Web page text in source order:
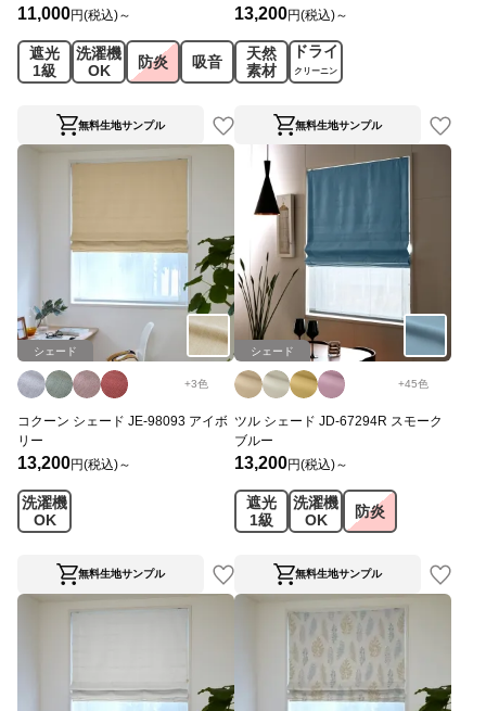
11,000円(税込)～
遮光
1級
洗濯機
OK
防炎 吸音
無料生地サンプル
13,200円(税込)～
天然
素材
ドライ
クリーニン
無料生地サンプル
シェード
+3色
コクーン シェード JE-98093 アイボ
リー
13,200円(税込)～
洗濯機
OK
無料生地サンプル
シェード
+45色
ツル シェード JD-67294R スモーク
ブルー
13,200円(税込)～
遮光
1級
洗濯機
OK
防炎
無料生地サンプル